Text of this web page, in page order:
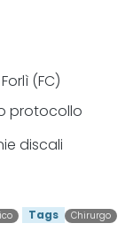
(FC)
protocollo
discali
Tags Chirurgo